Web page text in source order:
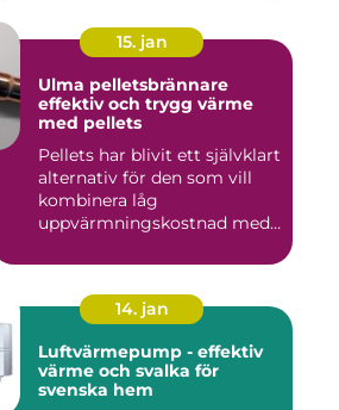
15. jan
Ulma pelletsbrännare
effektiv och trygg värme
med pellets
Pellets har blivit ett självklart
alternativ för den som vill
kombinera låg
uppvärmningskostnad med
14. jan
Luftvärmepump - effektiv
värme och svalka för
svenska hem